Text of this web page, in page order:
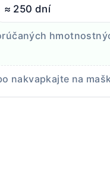
≈ 250 dní
nakvapkajte na